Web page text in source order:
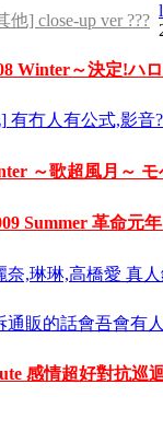
他] close-up ver ???
Winter～決定!ハ
有冇人有公式,影音
～歌超風月～
Summer 革命元
奈,琳琳,高橋愛 真
通販的話會吾會有
感情超好對抗巡